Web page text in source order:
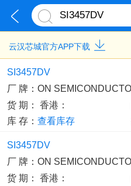
云汉芯城官方APP下载
SI3457DV
厂 牌： ON
货 期：
香港：
库 存： 查看库存
SI3457DV
厂 牌： ON
货 期：
香港：